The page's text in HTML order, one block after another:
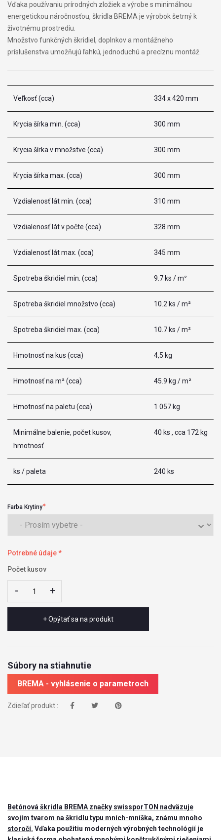
Vďaka používaniu prírodných zložiek a výrobe s minimálnou
energetickou náročnosťou, škridla BREMA je výrobok šetrný k
životnému prostrediu.
Množstvo funkčných škridiel, doplnkov a montážneho
príslušenstva umožňujú ľahkú, jednoduchú a precíznu montáž.
Veľkosť (cca) 334 x 420 mm
Krycia šírka min. (cca) 300 mm
Krycia šírka v množstve (cca) 300 mm
Krycia šírka max. (cca) 300 mm
Vzdialenosť lát min. (cca) 310 mm
Vzdialenosť lát v počte (cca) 328 mm
Vzdialenosť lát max. (cca) 345 mm
Spotreba škridiel min. (cca) 9.7 ks / m²
Spotreba škridiel množstvo (cca) 10.2 ks / m²
Spotreba škridiel max. (cca) 10.7 ks / m²
Hmotnosť na kus (cca) 4,5 kg
Hmotnosť na m² (cca) 45.9 kg / m²
Hmotnosť na paletu (cca) 1 057 kg
Minimálne balenie, počet kusov,
hmotnosť
40 ks , cca 172 kg
ks / paleta 240 ks
Farba Krytiny
Potrebné údaje *
Počet kusov
- +
- +
+ Opýtať sa na produkt
Súbory na stiahnutie
BREMA - vyhlásenie o parametroch
Zdieľať produkt :
Betónová škridla BREMA značky swissporTON nadväzuje
svojím tvarom na škridlu typu mních-mníška, známu mnoho
storočí. Vďaka použitiu moderných výrobných technológií je